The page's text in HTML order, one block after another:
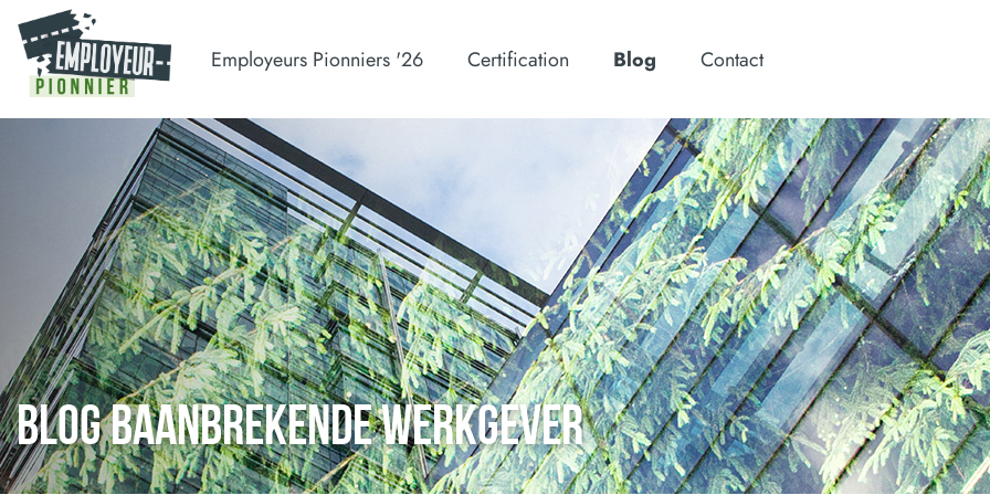
Employeurs Pionniers '26 Certification Blog Contact
BLOG BAANBREKENDE WERKGEVER